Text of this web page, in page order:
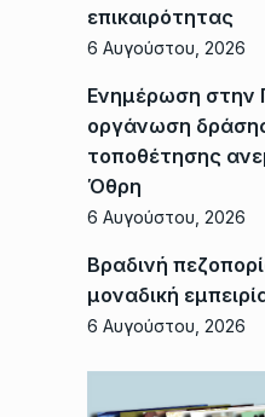
επικαιρότητας
6 Αυγούστου, 2026
Ενημέρωση στην
οργάνωση
τοποθέτησης
Όθρη
6 Αυγούστου, 2026
Βραδινή
μοναδική
6 Αυγούστου, 2026